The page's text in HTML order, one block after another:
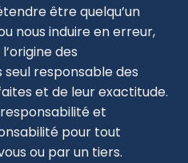
être quelqu’un
nous induire en erreur,
des
responsable des
et de leur exactitude.
et
pour tout
ou par un tiers.